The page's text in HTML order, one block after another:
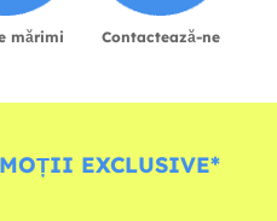
mărimi Contactează-ne
EXCLUSIVE*